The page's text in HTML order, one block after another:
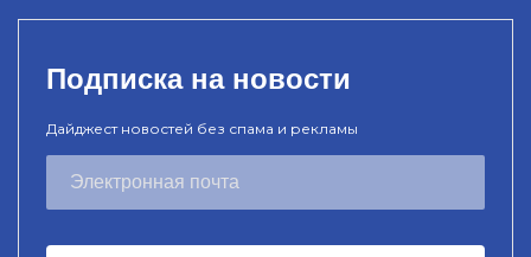
Подписка на новости
Дайджест новостей без спама и рекламы